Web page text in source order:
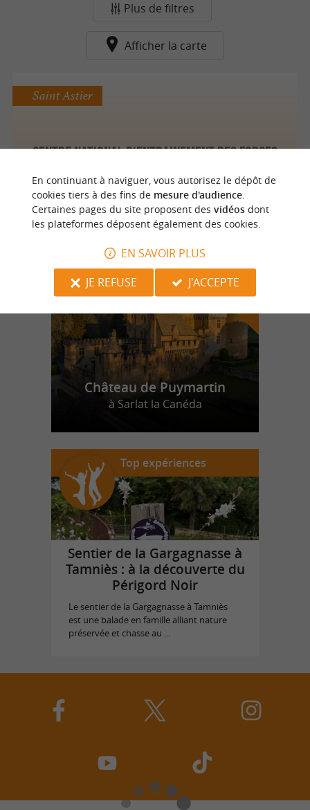
Plus de filtres
Afficher la carte
Centre National D'entrainement Des Forces
De La Gendarmerie
Saint Astier
n
o
t
r
e
c
o
u
p
d
e
c
o
e
u
r
Château de Puymartin
à Sarlat la Canéda
Top expériences
Sentier de la Gargagnasse à
Tamniès : à la découverte du
Périgord Noir
Le sentier de la Gargagnasse à Tamniès
est une balade en famille alliant nature
préservée et chasse au ...
En continuant à naviguer, vous autorisez le dépôt de
cookies tiers à des fins de mesure d'audience.
Certaines pages du site proposent des vidéosdont
les plateformes déposent également des cookies.
EN SAVOIR PLUS
JE REFUSE
J'ACCEPTE